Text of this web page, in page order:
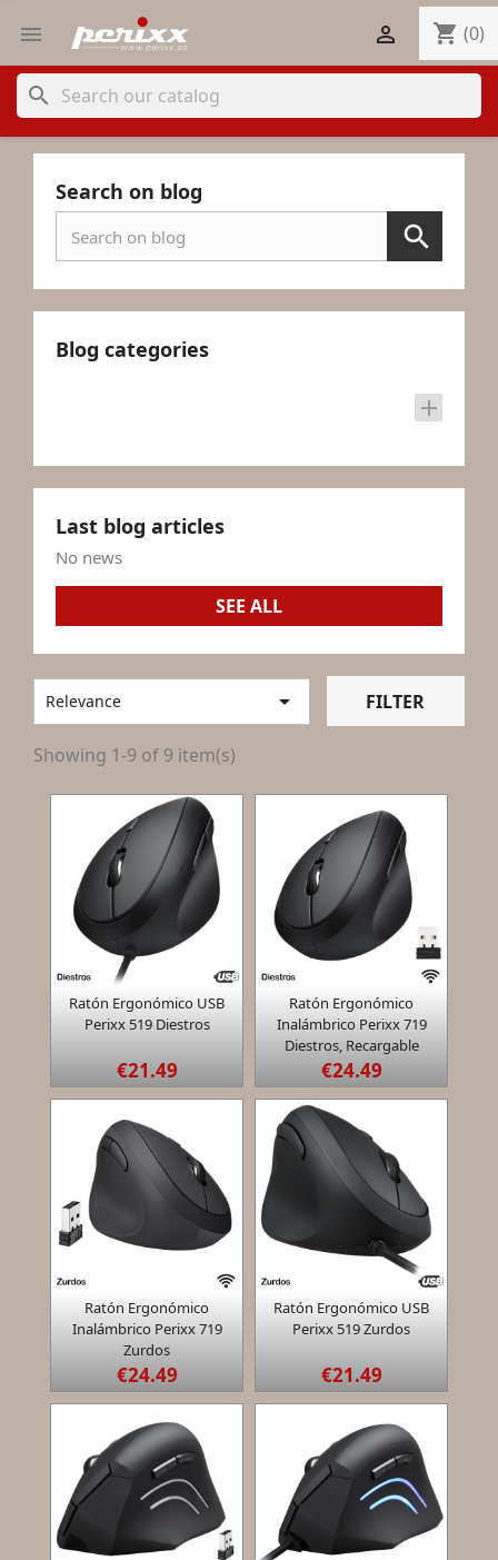
 shopping_cart (0)

search
Search on blog
Blog categories
add
Last blog articles
No news
SEE ALL
Relevance  FILTER
Showing 1-9 of 9 item(s)
Quick view
Ratón Ergonómico USB
Perixx 519 Diestros
€21.49
Quick view
Ratón Ergonómico
Inalámbrico Perixx 719
Diestros, Recargable
€24.49
Quick view
Ratón Ergonómico
Inalámbrico Perixx 719
Zurdos
€24.49
Quick view
Ratón Ergonómico USB
Perixx 519 Zurdos
€21.49